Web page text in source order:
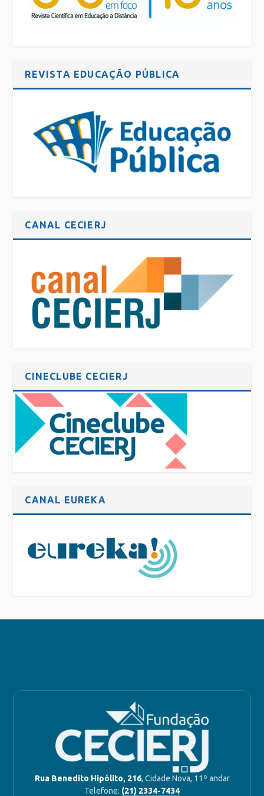
REVISTA EDUCAÇÃO PÚBLICA
CANAL CECIERJ
CINECLUBE CECIERJ
CANAL EUREKA
Rua Benedito Hipólito, 216, Cidade Nova, 11º andar
Telefone: (21) 2334-7434